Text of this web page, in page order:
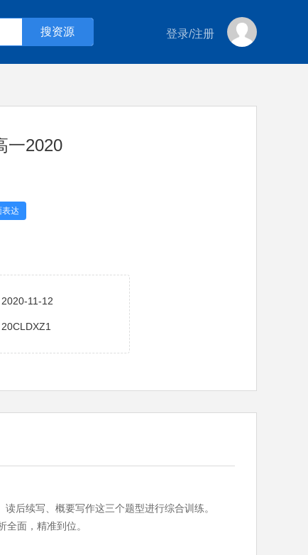
登录/注册
一2020
表达
2020-11-12
20CLDXZ1
后续写、概要写作这三个题型进行综合训练。
面，精准到位。